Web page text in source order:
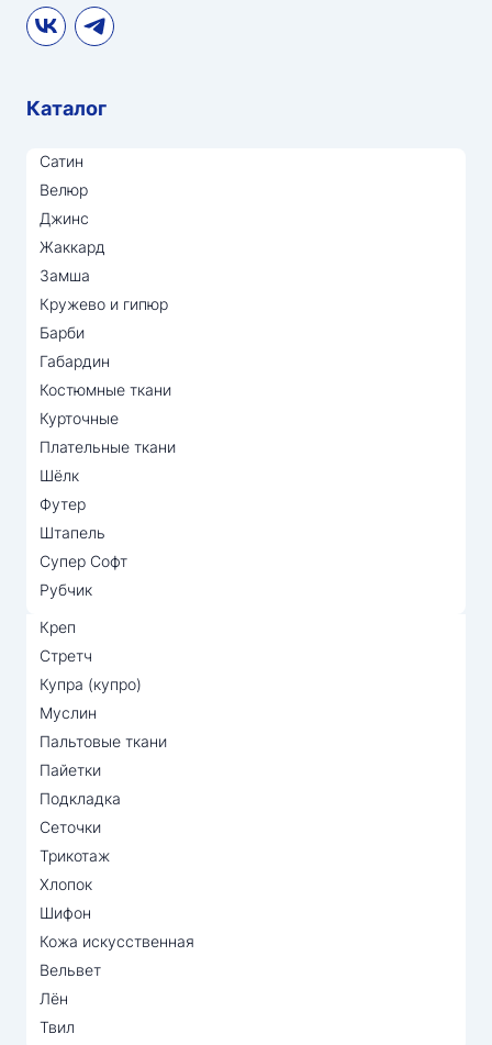
Каталог
Сатин
Велюр
Джинс
Жаккард
Замша
Кружево и гипюр
Барби
Габардин
Костюмные ткани
Курточные
Плательные ткани
Шёлк
Футер
Штапель
Супер Софт
Рубчик
Креп
Стретч
Купра (купро)
Муслин
Пальтовые ткани
Пайетки
Подкладка
Сеточки
Трикотаж
Хлопок
Шифон
Кожа искусственная
Вельвет
Лён
Твил